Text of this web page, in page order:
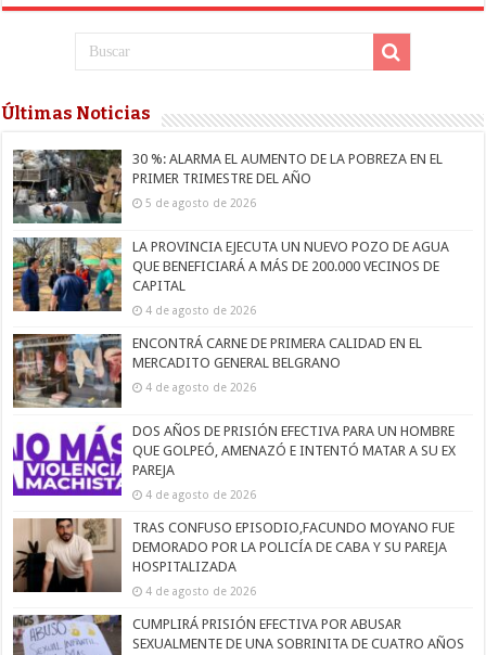
Últimas Noticias
30 %: ALARMA EL AUMENTO DE LA POBREZA EN EL
PRIMER TRIMESTRE DEL AÑO
5 de agosto de 2026
LA PROVINCIA EJECUTA UN NUEVO POZO DE AGUA
QUE BENEFICIARÁ A MÁS DE 200.000 VECINOS DE
CAPITAL
4 de agosto de 2026
ENCONTRÁ CARNE DE PRIMERA CALIDAD EN EL
MERCADITO GENERAL BELGRANO
4 de agosto de 2026
DOS AÑOS DE PRISIÓN EFECTIVA PARA UN HOMBRE
QUE GOLPEÓ, AMENAZÓ E INTENTÓ MATAR A SU EX
PAREJA
4 de agosto de 2026
TRAS CONFUSO EPISODIO,FACUNDO MOYANO FUE
DEMORADO POR LA POLICÍA DE CABA Y SU PAREJA
HOSPITALIZADA
4 de agosto de 2026
CUMPLIRÁ PRISIÓN EFECTIVA POR ABUSAR
SEXUALMENTE DE UNA SOBRINITA DE CUATRO AÑOS